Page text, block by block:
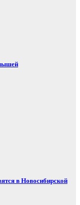
в Новосибирской